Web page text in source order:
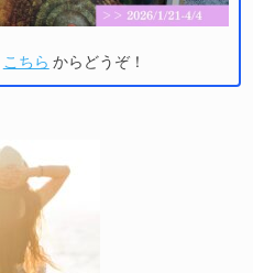
こちら からどうぞ！